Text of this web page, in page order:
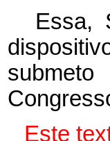
Essa,
Este